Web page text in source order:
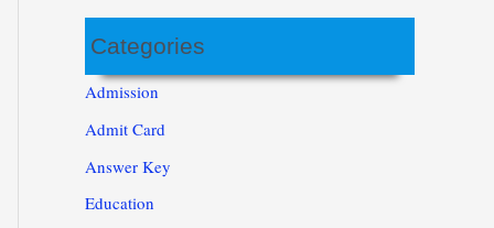
Categories
Admission
Admit Card
Answer Key
Education